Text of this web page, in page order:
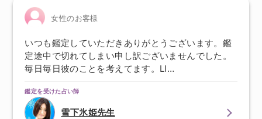
女性のお客様
いつも鑑定していただきありがとうございます。鑑
定途中で切れてしまい申し訳ございませんでした。
毎日毎日彼のことを考えてます。LI…
鑑定を受けた占い師
雪下氷姫先生